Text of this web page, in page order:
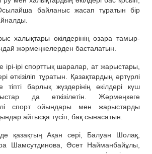
байланыс жасап тұратын бір
халықтары өкілдерінің өзара тамыр-
жәрмеңкелерден басталатын.
ірі спорттық шаралар, ат жарыстары,
өткізіліп тұратын. Қазақтардың әртүрлі
барлық жүздерінің өкілдері күш
да өткізілетін. Жәрмеңкеге
спорт ойындары мен жарыстарды
айтысқа түсіп, бақ сынасатын.
қазақтың Ақан сері, Балуан Шолақ,
Шамсутдинова, Әсет Найманбайұлы,